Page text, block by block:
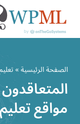
المحتوى
الصفحة الرئيسية»
مواقع